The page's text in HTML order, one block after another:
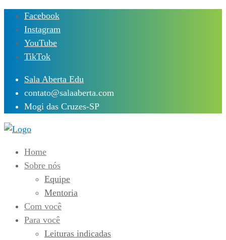
Skip
content
Facebook
Instagram
YouTube
TikTok
Sala Aberta Edu
contato@salaaberta.com
Mogi das Cruzes-SP
Home
Sobre nós
Equipe
Mentoria
Com você
Para você
Leituras indicadas